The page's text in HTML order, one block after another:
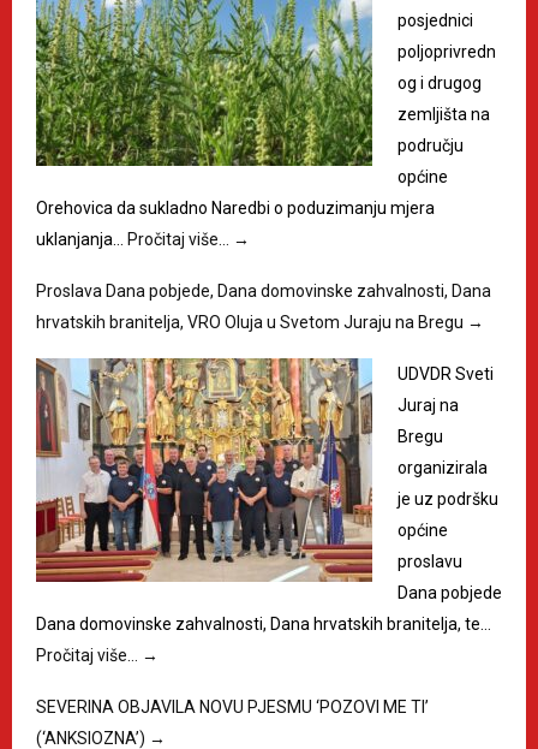
posjednici
poljoprivredn
og i drugog
zemljišta na
području
općine
Orehovica da sukladno Naredbi o poduzimanju mjera
uklanjanja…
Pročitaj više… →
Proslava Dana pobjede, Dana domovinske zahvalnosti, Dana
hrvatskih branitelja, VRO Oluja u Svetom Juraju na Bregu →
UDVDR Sveti
Juraj na
Bregu
organizirala
je uz podršku
općine
proslavu
Dana pobjede
Dana domovinske zahvalnosti, Dana hrvatskih branitelja, te…
Pročitaj više…
→
SEVERINA OBJAVILA NOVU PJESMU ‘POZOVI ME TI’
(‘ANKSIOZNA’) →